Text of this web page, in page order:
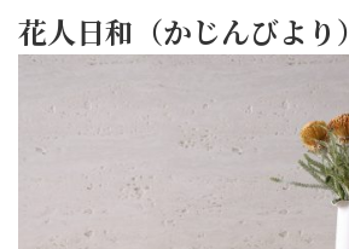
花人日和（かじんびより）